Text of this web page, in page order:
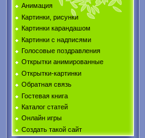
Анимация
Картинки, рисунки
Картинки карандашом
Картинки с надписями
Голосовые поздравления
Открытки анимированные
Открытки-картинки
Обратная связь
Гостевая книга
Каталог статей
Онлайн игры
Создать такой сайт